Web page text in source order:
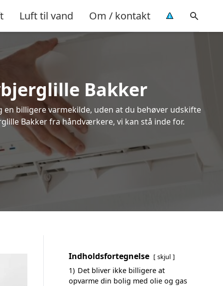
Luft til vand Om / kontakt
Bakker
billigere varmekilde, uden at du behøver udskifte
Bakker fra håndværkere, vi kan stå inde for.
Indholdsfortegnelse skjul
1) Det bliver ikke billigere at
opvarme din bolig med olie og gas